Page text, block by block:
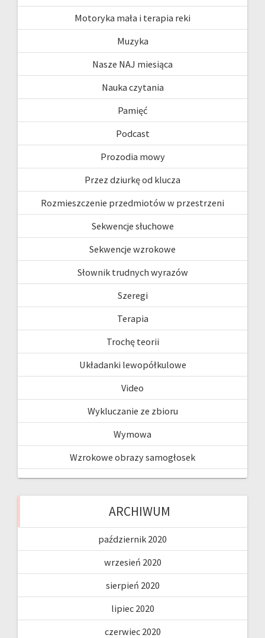
Motoryka mała i terapia reki
Muzyka
Nasze NAJ miesiąca
Nauka czytania
Pamięć
Podcast
Prozodia mowy
Przez dziurkę od klucza
Rozmieszczenie przedmiotów w przestrzeni
Sekwencje słuchowe
Sekwencje wzrokowe
Słownik trudnych wyrazów
Szeregi
Terapia
Trochę teorii
Układanki lewopółkulowe
Video
Wykluczanie ze zbioru
Wymowa
Wzrokowe obrazy samogłosek
ARCHIWUM
październik 2020
wrzesień 2020
sierpień 2020
lipiec 2020
czerwiec 2020